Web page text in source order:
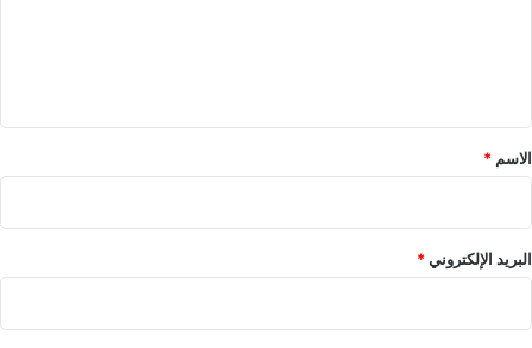
*
الاسم *
البريد الإلكتروني*